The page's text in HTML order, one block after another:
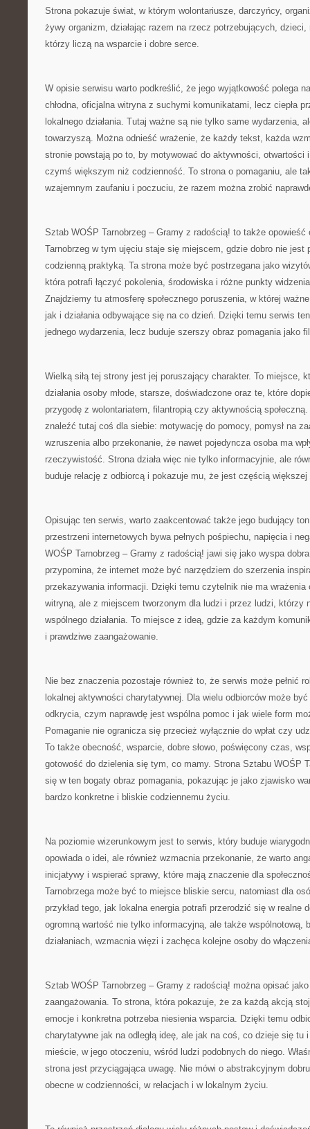
Strona pokazuje świat, w którym wolontariusze, darczyńcy,
żywy organizm, działając razem na rzecz potrzebujących,
którzy liczą na wsparcie i dobre serce.
W opisie serwisu warto podkreślić, że jego wyjątkowość polega
chłodna, oficjalna witryna z suchymi komunikatami, lecz ciepła
lokalnego działania. Tutaj ważne są nie tylko same wydarzenia,
towarzyszą. Można odnieść wrażenie, że każdy tekst, każda
stronie powstają po to, by motywować do aktywności, otwartości
czymś większym niż codzienność. To strona o pomaganiu, ale
wzajemnym zaufaniu i poczuciu, że razem można zrobić
Sztab WOŚP Tarnobrzeg – Gramy z radością! to także
Tarnobrzeg w tym ujęciu staje się miejscem, gdzie dobro nie jest
codzienną praktyką. Ta strona może być postrzegana jako
która potrafi łączyć pokolenia, środowiska i różne punkty
Znajdziemy tu atmosferę społecznego poruszenia, w której
jak i działania odbywające się na co dzień. Dzięki temu serwis
jednego wydarzenia, lecz buduje szerszy obraz pomagania jako
Wielką siłą tej strony jest jej poruszający charakter. To miejsce,
działania osoby młode, starsze, doświadczone oraz te, które
przygodę z wolontariatem, filantropią czy aktywnością
znaleźć tutaj coś dla siebie: motywację do pomocy, pomysł na
wzruszenia albo przekonanie, że nawet pojedyncza osoba ma
rzeczywistość. Strona działa więc nie tylko informacyjnie, ale
buduje relację z odbiorcą i pokazuje mu, że jest częścią większej
Opisując ten serwis, warto zaakcentować także jego budujący
przestrzeni internetowych bywa pełnych pośpiechu, napięcia i
WOŚP Tarnobrzeg – Gramy z radością! jawi się jako wyspa
przypomina, że internet może być narzędziem do szerzenia
przekazywania informacji. Dzięki temu czytelnik nie ma wrażenia
witryną, ale z miejscem tworzonym dla ludzi i przez ludzi, którzy
wspólnego działania. To miejsce z ideą, gdzie za każdym
i prawdziwe zaangażowanie.
Nie bez znaczenia pozostaje również to, że serwis może pełnić
lokalnej aktywności charytatywnej. Dla wielu odbiorców może
odkrycia, czym naprawdę jest wspólna pomoc i jak wiele form
Pomaganie nie ogranicza się przecież wyłącznie do wpłat czy
To także obecność, wsparcie, dobre słowo, poświęcony czas,
gotowość do dzielenia się tym, co mamy. Strona Sztabu WOŚP
się w ten bogaty obraz pomagania, pokazując je jako zjawisko
bardzo konkretne i bliskie codziennemu życiu.
Na poziomie wizerunkowym jest to serwis, który buduje
opowiada o idei, ale również wzmacnia przekonanie, że warto
inicjatywy i wspierać sprawy, które mają znaczenie dla
Tarnobrzega może być to miejsce bliskie sercu, natomiast dla
przykład tego, jak lokalna energia potrafi przerodzić się w realne
ogromną wartość nie tylko informacyjną, ale także wspólnotową,
działaniach, wzmacnia więzi i zachęca kolejne osoby do
Sztab WOŚP Tarnobrzeg – Gramy z radością! można opisać
zaangażowania. To strona, która pokazuje, że za każdą akcją
emocje i konkretna potrzeba niesienia wsparcia. Dzięki temu
charytatywne jak na odległą ideę, ale jak na coś, co dzieje się tu
mieście, w jego otoczeniu, wśród ludzi podobnych do niego.
strona jest przyciągająca uwagę. Nie mówi o abstrakcyjnym
obecne w codzienności, w relacjach i w lokalnym życiu.